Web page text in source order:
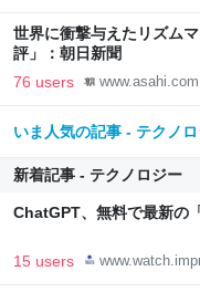
世界に衝撃与えたリズム
評」：朝日新聞
76 users www.asahi.com
いま人気の記事 - テクノ
新着記事 - テクノロジー
ChatGPT、無料で最新の
15 users